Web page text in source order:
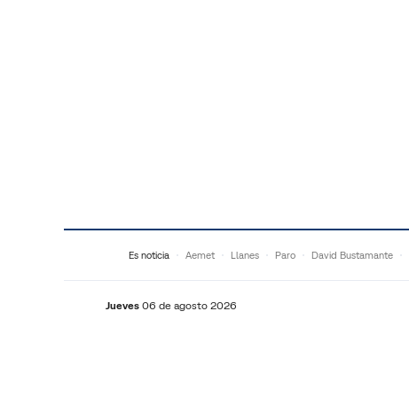
Es noticia Aemet Llanes Paro David Bustamante
Jueves 06 de agosto 2026